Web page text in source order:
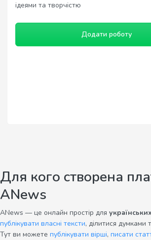
ідеями та творчістю
Додати роботу
Для кого створена
ANews
ANews — це онлайн простір для
публікувати власні тексти, ділитися думками
Тут ви можете публікувати вірші, писати